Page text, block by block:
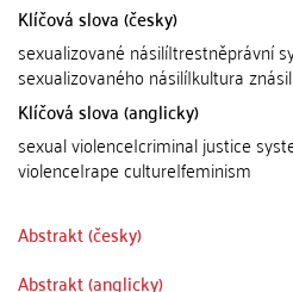
Klíčová slova (česky)
sexualizované násilí|trestněprávní
sexualizovaného násilí|kultura
Klíčová slova (anglicky)
sexual violence|criminal justice
violence|rape culture|feminism
Abstrakt (česky)
Abstrakt (anglicky)